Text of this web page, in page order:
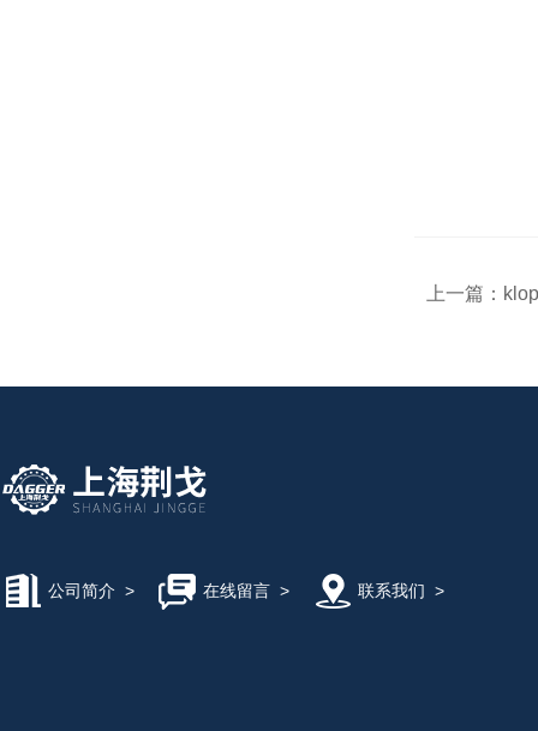
上一篇：
公司简介 > 在线留言> 联系我们 >